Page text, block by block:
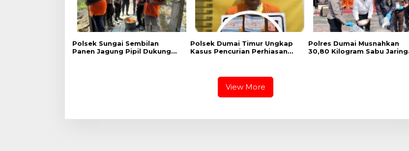
Polsek Sungai Sembilan
Panen Jagung Pipil Dukung
Polsek Dumai Timur Ungkap
Kasus Pencurian Perhiasan
Polres Dumai Musnahkan
30,80 Kilogram Sabu
View More